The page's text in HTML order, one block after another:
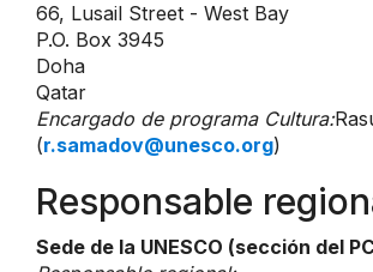
66, Lusail Street - West Bay
P.O. Box 3945
Doha
Qatar
Encargado de programa Cultura:
(r.samadov@unesco.org)
Responsable
Sede de la UNESCO (sección del